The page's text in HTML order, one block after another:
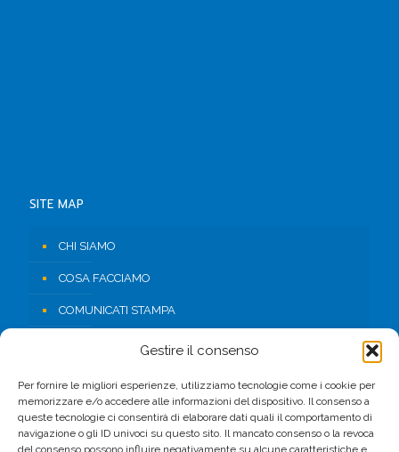
Gestire il consenso
Per fornire le migliori esperienze, utilizziamo tecnologie come i cookie per
memorizzare e/o accedere alle informazioni del dispositivo. Il consenso a
queste tecnologie ci consentirà di elaborare dati quali il comportamento di
navigazione o gli ID univoci su questo sito. Il mancato consenso o la revoca
del consenso possono influire negativamente su alcune caratteristiche e
SITE MAP
CHI SIAMO
COSA FACCIAMO
COMUNICATI STAMPA
AREA RISERVATA